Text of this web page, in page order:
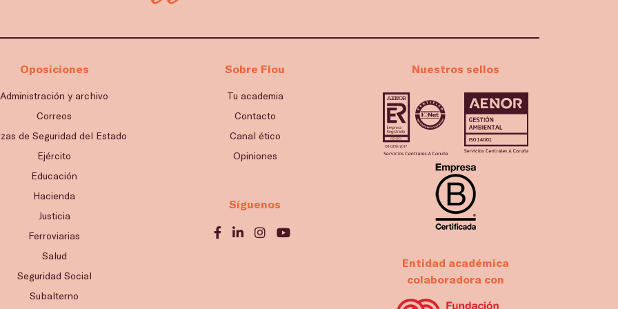
Oposiciones
Administración y archivo
Correos
de Seguridad del Estado
Ejército
Educación
Hacienda
Justicia
Ferroviarias
Salud
Seguridad Social
Subalterno
Sobre Flou
Tu academia
Contacto
Canal ético
Opiniones
Síguenos
Nuestros sellos
Entidad académica
colaboradora con